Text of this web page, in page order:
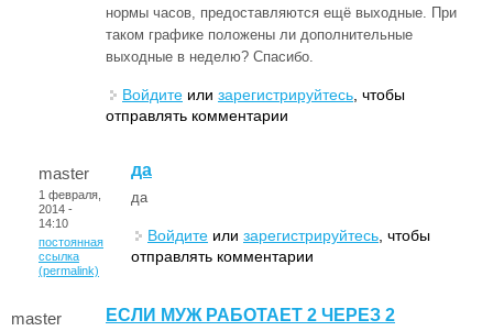
нормы часов, предоставляются ещё выходные. При
таком графике положены ли дополнительные
выходные в неделю? Спасибо.
Войдите или зарегистрируйтесь , чтобы
отправлять комментарии
master
1 февраля,
2014 -
14:10
постоянная
ссылка
(permalink)
да
да
Войдите или зарегистрируйтесь , чтобы
отправлять комментарии
master ЕСЛИ МУЖ РАБОТАЕТ 2 ЧЕРЕЗ 2